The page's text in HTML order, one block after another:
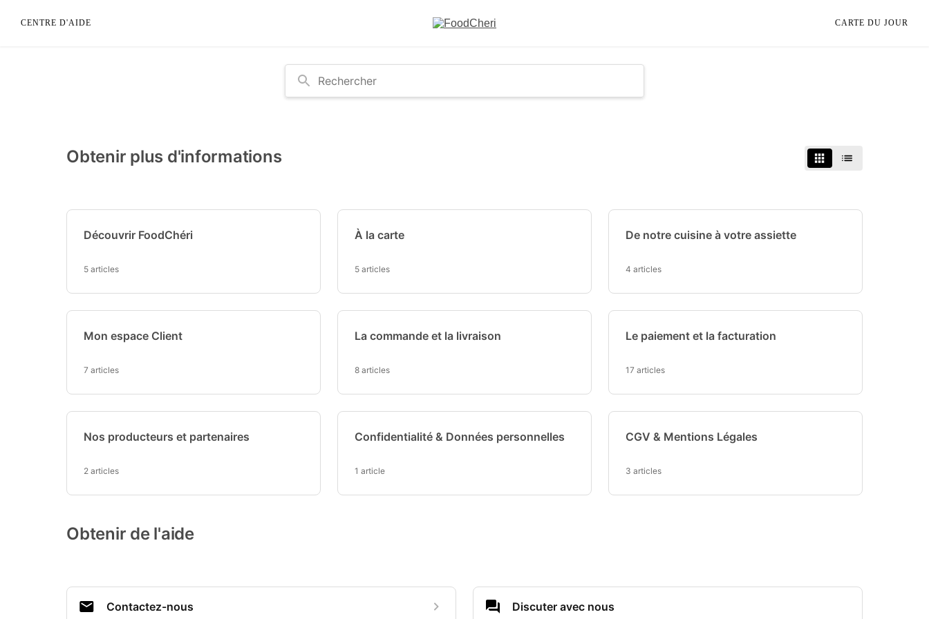
CENTRE D'AIDE CARTE DU JOUR
Rechercher
Obtenir plus d'informations
Découvrir FoodChéri
5 articles
À la carte
5 articles
De notre cuisine à votre assiette
4 articles
Mon espace Client
7 articles
La commande et la livraison
8 articles
Le paiement et la facturation
17 articles
Nos producteurs et partenaires
2 articles
Confidentialité & Données personnelles
1 article
CGV & Mentions Légales
3 articles
Obtenir de l'aide
Contactez-nous Discuter avec nous